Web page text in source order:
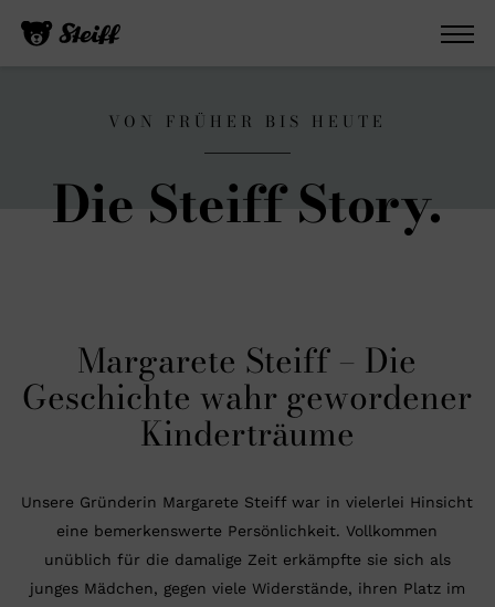
VON FRÜHER BIS HEUTE
Die Steiff Story.
Margarete Steiff – Die
Geschichte wahr gewordener
Kinderträume
Unsere Gründerin Margarete Steiff war in vielerlei Hinsicht
eine bemerkenswerte Persönlichkeit. Vollkommen
unüblich für die damalige Zeit erkämpfte sie sich als
junges Mädchen, gegen viele Widerstände, ihren Platz im